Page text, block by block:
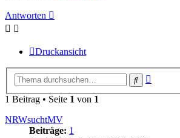
Antworten
Druckansicht
Suche
1 Beitrag • Seite 1 von 1
NRWsuchtMV
Beiträge: 1